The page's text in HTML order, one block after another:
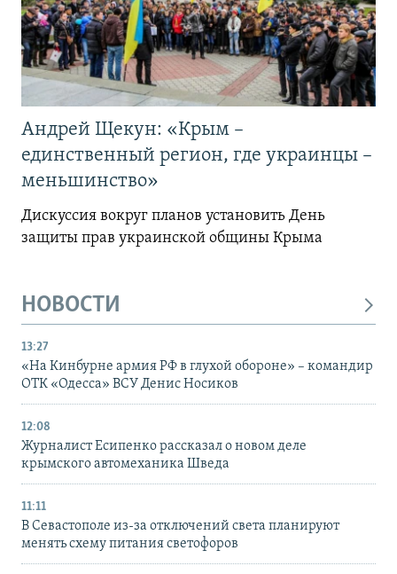
Андрей Щекун: «Крым –
единственный регион, где украинцы –
меньшинство»
Дискуссия вокруг планов установить День
защиты прав украинской общины Крыма
НОВОСТИ
13:27
«На Кинбурне армия РФ в глухой обороне» – командир
ОТК «Одесса» ВСУ Денис Носиков
12:08
Журналист Есипенко рассказал о новом деле
крымского автомеханика Шведа
11:11
В Севастополе из-за отключений света планируют
менять схему питания светофоров